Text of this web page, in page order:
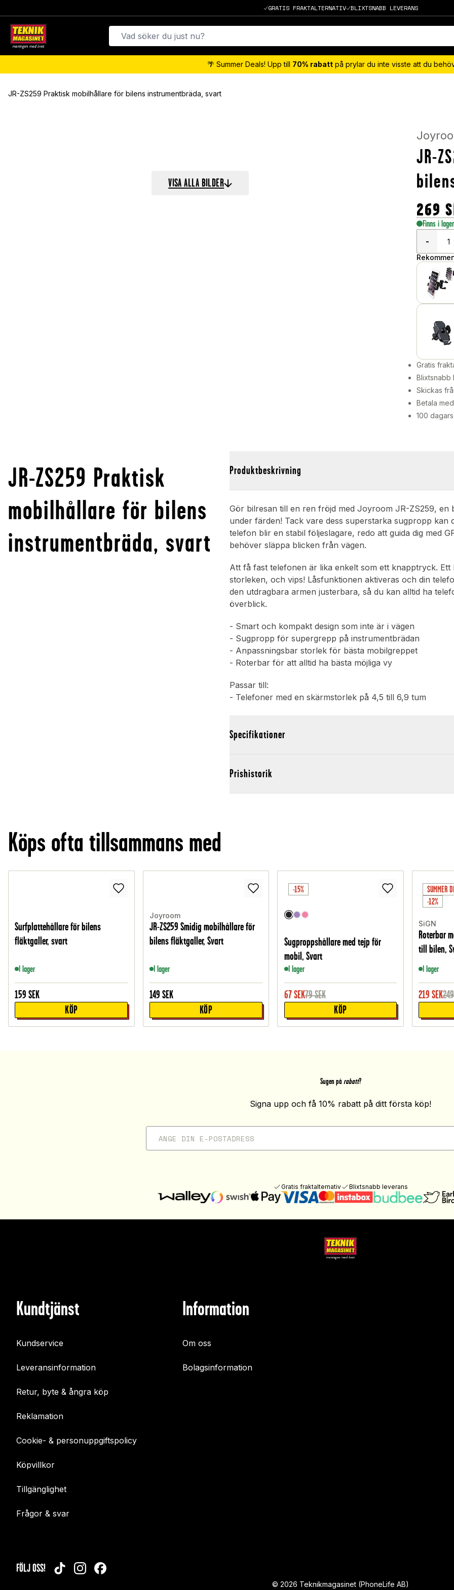
GRATIS FRAKTALTERNATIV BLIXTSNABB LEVERANS
🌴 Summer Deals! Upp till 70% rabatt på prylar du inte visste att du
JR-ZS259 Praktisk mobilhållare för bilens instrumentbräda, svart
VISA ALLA BILDER
JR-
269
Finns i lager
-
Gratis
Blixtsnabb
Skickas
Betala
100
JR-ZS259 Praktisk
mobilhållare för bilens
instrumentbräda, svart
Produktbeskrivning
Gör bilresan till en ren fröjd med Joyroom JR-ZS259,
under färden! Tack vare dess superstarka sugpropp
telefon blir en stabil följeslagare, redo att guida dig med
behöver släppa blicken från vägen.
Att få fast telefonen är lika enkelt som ett knapptryck.
storleken, och vips! Låsfunktionen aktiveras och din
den utdragbara armen justerbara, så du kan alltid ha
överblick.
- Smart och kompakt design som inte är i vägen
- Sugpropp för supergrepp på instrumentbrädan
- Anpassningsbar storlek för bästa mobilgreppet
- Roterbar för att alltid ha bästa möjliga vy
Passar till:
- Telefoner med en skärmstorlek på 4,5 till 6,9 tum
Specifikationer
Prishistorik
Köps ofta tillsammans med
Surfplattehållare för bilens
fläktgaller, svart
I lager
159 SEK
KÖP
Joyroom
JR-ZS259 Smidig mobilhållare för
bilens fläktgaller, Svart
I lager
149 SEK
KÖP
-15%
Sugproppshållare med tejp för
mobil, Svart
I lager
67SEK79SEK
KÖP
SUMMER
-12%
SiGN
Roterbar
till bilen,
I lager
219 SEK249
Sugen på rabatt?
Signa upp och få 10% rabatt på ditt första köp!
Gratis fraktalternativ Blixtsnabb leverans
Kundtjänst
Kundservice
Leveransinformation
Retur, byte & ångra köp
Reklamation
Cookie- & personuppgiftspolicy
Köpvillkor
Tillgänglighet
Frågor & svar
Information
Om oss
Bolagsinformation
FÖLJ OSS! TIKTOKINSTAGRAMFACEBOOK
© 2026 Teknikmagasinet (PhoneLife AB)